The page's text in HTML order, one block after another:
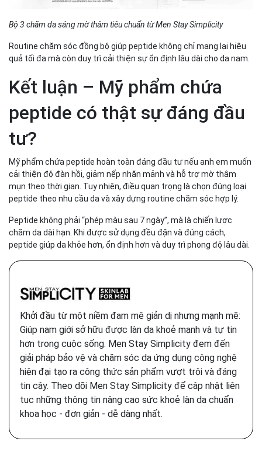
Bộ 3 chăm da sáng mờ thâm tiêu chuẩn từ Men Stay Simplicity
Routine chăm sóc đồng bộ giúp peptide không chỉ mang lại hiệu
quả tối đa mà còn duy trì cải thiện sự ổn định lâu dài cho da nam.
Kết luận – Mỹ phẩm chứa
peptide có thật sự đáng đầu
tư?
Mỹ phẩm chứa peptide hoàn toàn đáng đầu tư nếu anh em muốn
cải thiện độ đàn hồi, giảm nếp nhăn mảnh và hỗ trợ mờ thâm
mụn theo thời gian. Tuy nhiên, điều quan trọng là chọn đúng loại
peptide theo nhu cầu da và xây dựng routine chăm sóc hợp lý.
Peptide không phải “phép màu sau 7 ngày”, mà là chiến lược
chăm da dài hạn. Khi được sử dụng đều đặn và đúng cách,
peptide giúp da khỏe hơn, ổn định hơn và duy trì phong độ lâu dài.
Khởi đầu từ một niềm đam mê giản dị nhưng mạnh mẽ:
Giúp nam giới sở hữu được làn da khoẻ mạnh và tự tin
hơn trong cuộc sống. Men Stay Simplicity đem đến
giải pháp bảo vệ và chăm sóc da ứng dụng công nghệ
hiện đại tạo ra công thức sản phẩm vượt trội và đáng
tin cậy. Theo dõi Men Stay Simplicity để cập nhật liên
tục những thông tin nâng cao sức khoẻ làn da chuẩn
khoa học - đơn giản - dễ dàng nhất.